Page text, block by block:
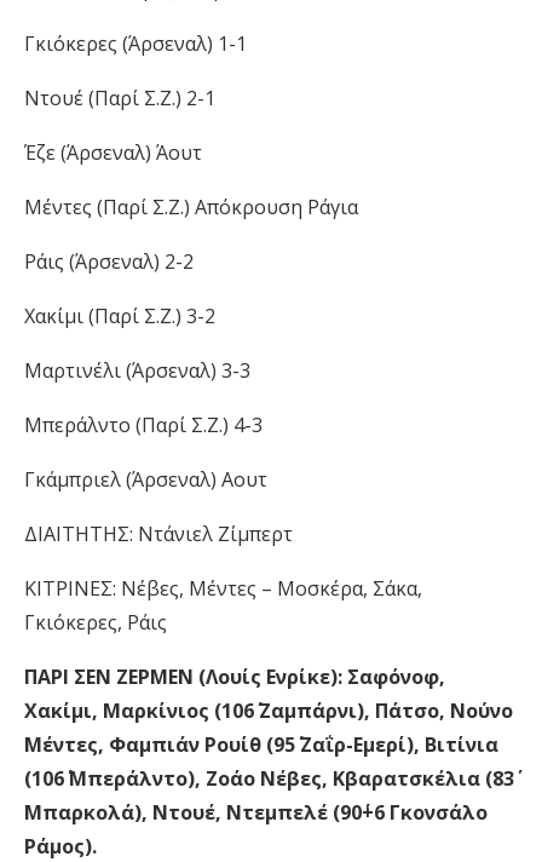
Γκιόκερες (Άρσεναλ) 1-1
Ντουέ (Παρί Σ.Ζ.) 2-1
Έζε (Άρσεναλ) Άουτ
Μέντες (Παρί Σ.Ζ.) Απόκρουση Ράγια
Ράις (Άρσεναλ) 2-2
Χακίμι (Παρί Σ.Ζ.) 3-2
Μαρτινέλι (Άρσεναλ) 3-3
Μπεράλντο (Παρί Σ.Ζ.) 4-3
Γκάμπριελ (Άρσεναλ) Αουτ
ΔΙΑΙΤΗΤΗΣ: Ντάνιελ Ζίμπερτ
ΚΙΤΡΙΝΕΣ: Νέβες, Μέντες – Μοσκέρα, Σάκα,
Γκιόκερες, Ράις
ΠΑΡΙ ΣΕΝ ΖΕΡΜΕΝ (Λουίς Ενρίκε): Σαφόνοφ,
Χακίμι, Μαρκίνιος (106΄ Ζαμπάρνι), Πάτσο, Νούνο
Μέντες, Φαμπιάν Ρουίθ (95΄ Ζαΐρ-Εμερί), Βιτίνια
(106΄ Μπεράλντο), Ζοάο Νέβες, Κβαρατσκέλια (83΄
Μπαρκολά), Ντουέ, Ντεμπελέ (90΄+6 Γκονσάλο
Ράμος).